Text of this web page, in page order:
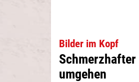
Bilder im Kopf
umgehen